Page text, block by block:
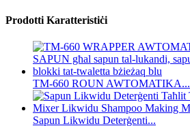
Prodotti Karatteristiċi
TM-660 ROUN AWTOMATIKA...
Sapun Likwidu Deterġenti...